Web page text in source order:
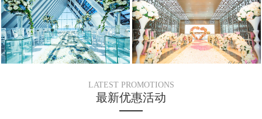
LATEST PROMOTIONS
最新优惠活动